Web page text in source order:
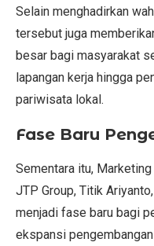
Selain menghadirkan
tersebut juga
besar bagi masyarakat
lapangan kerja hingga
pariwisata lokal.
Fase Baru
Sementara itu,
JTP Group, Titik
menjadi fase baru bagi
ekspansi